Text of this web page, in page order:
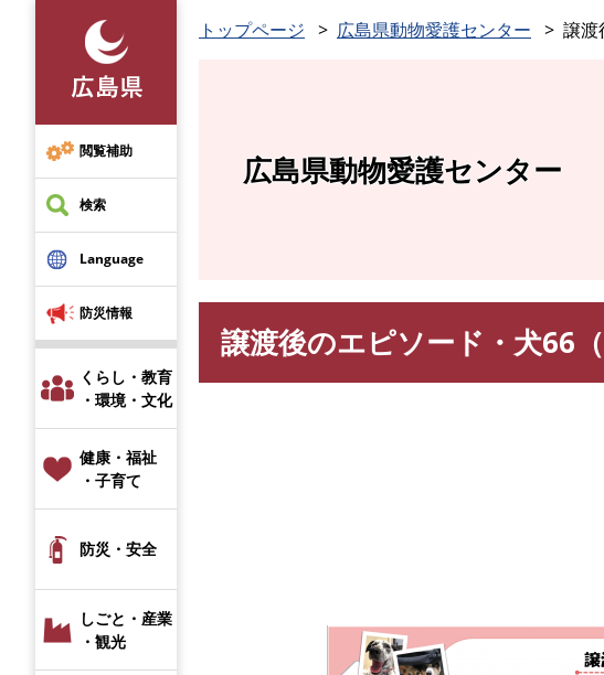
先
頭
で
す
閲覧補助
検索
Language
防災情報
くらし・教育
・環境・文化
健康・福祉
・子育て
防災・安全
しごと・産業
・観光
トップページ 広島県動物愛護センター 譲渡
広島県動物愛護センター
譲渡後のエピソード・犬66（